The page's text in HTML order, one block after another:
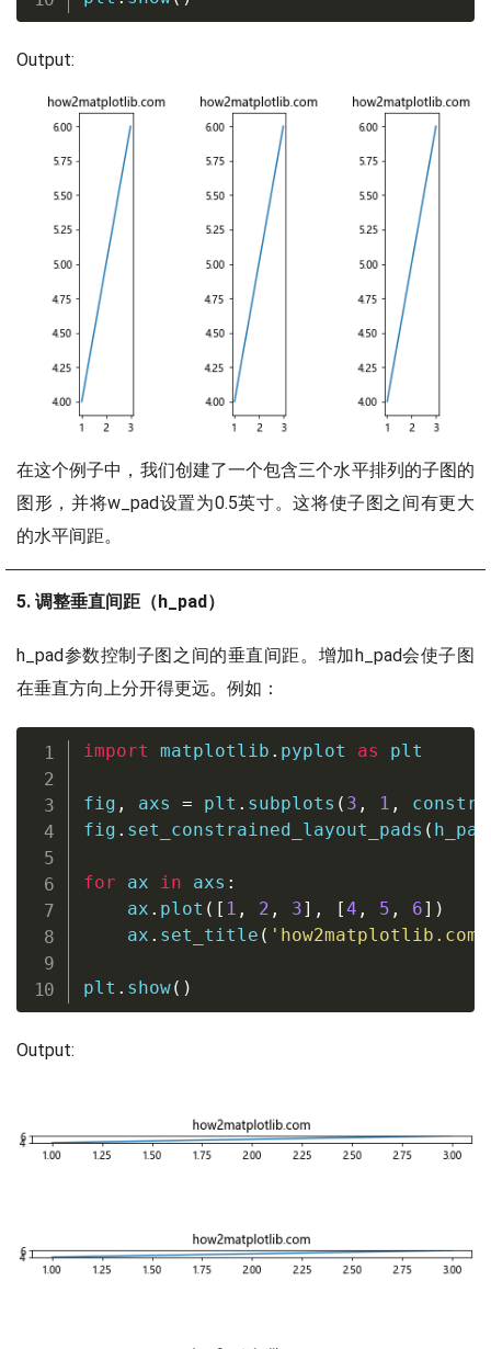
Output:
在这个例子中，我们创建了一个包含三个水平排列的子图的
图形，并将w_pad设置为0.5英寸。这将使子图之间有更大
的水平间距。
5. 调整垂直间距（h_pad）
h_pad参数控制子图之间的垂直间距。增加h_pad会使子图
在垂直方向上分开得更远。例如：
import matplotlib . pyplot as plt
fig , axs = plt . subplots ( 3 , 1 ,
fig . set_constrained_layout_pads ( h_pad
for ax in axs :
    ax
. plot ( [ 1 , 2 , 3] , [4 , 5 , 6] )
    ax
. set_title ( 'how2matplotlib.com'
plt . show( )
Output: